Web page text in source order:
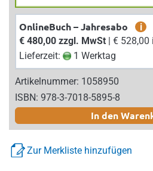
OnlineBuch – Jahresabo
i
€ 480,00 zzgl. MwSt
| €
Lieferzeit:
1 Werktag
Artikelnummer: 1058950
ISBN: 978-3-7018-5895-8
In den
Zur Merkliste hinzufügen